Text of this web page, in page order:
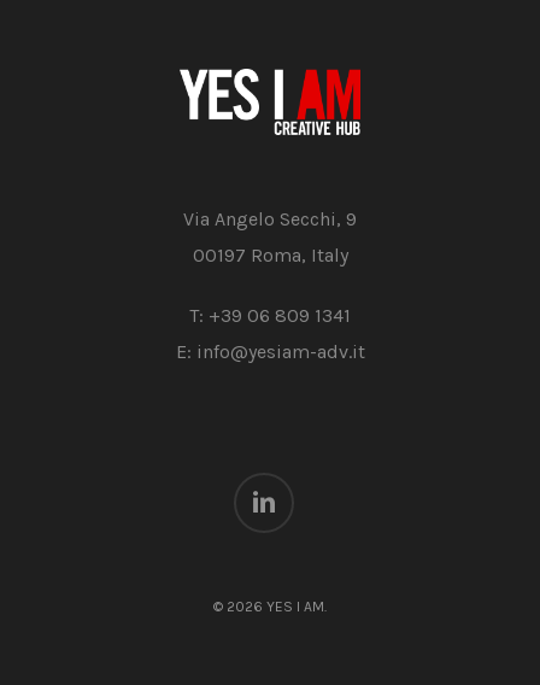
Via Angelo Secchi, 9
00197 Roma, Italy
T: +39 06 809 1341
E: info@yesiam-adv.it
© 2026 YES I AM.